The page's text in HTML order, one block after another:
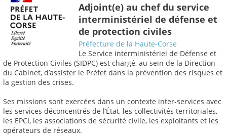
Adjoint(e) au chef du service
interministériel de défense et
de protection civiles
Préfecture de la Haute-Corse
Le Service interministériel de Défense et
de Protection Civiles (SIDPC) est chargé, au sein de la Direction
du Cabinet, d’assister le Préfet dans la prévention des risques et
la gestion des crises.
Ses missions sont exercées dans un contexte inter-services avec
les services déconcentrés de l’État, les collectivités territoriales,
les EPCI, les associations de sécurité civile, les exploitants et les
opérateurs de réseaux.